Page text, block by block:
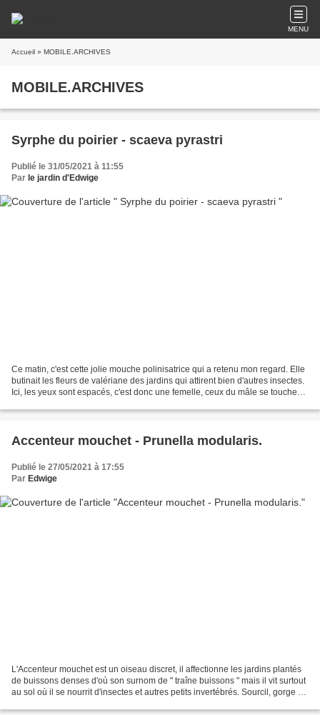
MENU
Accueil » MOBILE.ARCHIVES
MOBILE.ARCHIVES
Syrphe du poirier - scaeva pyrastri
Publié le 31/05/2021 à 11:55
Par le jardin d'Edwige
Ce matin, c'est cette jolie mouche polinisatrice qui a retenu mon regard. Elle
butinait les fleurs de valériane des jardins qui attirent bien d'autres insectes.
Ici, les yeux sont espacés, c'est donc une femelle, ceux du mâle se touchent.
Accenteur mouchet - Prunella modularis.
Publié le 27/05/2021 à 17:55
Par Edwige
L'Accenteur mouchet est un oiseau discret, il affectionne les jardins plantés
de buissons denses d'où son surnom de " traîne buissons " mais il vit surtout
au sol où il se nourrit d'insectes et autres petits invertébrés. Sourcil, gorge et